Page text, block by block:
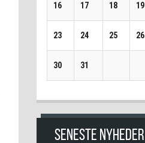
16 17 18 19
23 24 25 26
30 31
SENESTE NYHEDER